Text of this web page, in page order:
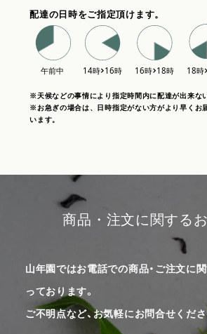
配達の日時をご指定頂けます。
※天候などの事情により指定時間内に配達が出来な
※お急ぎの場合は、日時指定がない方がより早くお
います。
商品・注文に関する
山年園ではお電話での商品・ご注文に
っております。
ご不明点など、お気軽にお問合せくだ